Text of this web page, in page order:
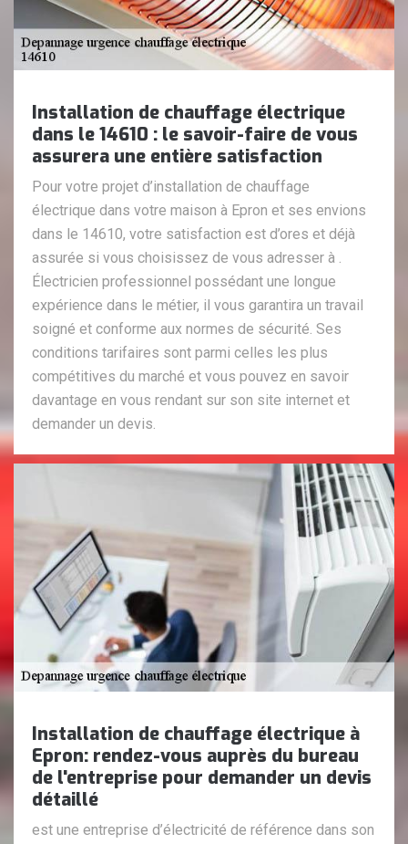
Installation de chauffage électrique
dans le 14610 : le savoir-faire de vous
assurera une entière satisfaction
Pour votre projet d’installation de chauffage
électrique dans votre maison à Epron et ses envions
dans le 14610, votre satisfaction est d’ores et déjà
assurée si vous choisissez de vous adresser à .
Électricien professionnel possédant une longue
expérience dans le métier, il vous garantira un travail
soigné et conforme aux normes de sécurité. Ses
conditions tarifaires sont parmi celles les plus
compétitives du marché et vous pouvez en savoir
davantage en vous rendant sur son site internet et
demander un devis.
Installation de chauffage électrique à
Epron: rendez-vous auprès du bureau
de l'entreprise pour demander un devis
détaillé
est une entreprise d’électricité de référence dans son